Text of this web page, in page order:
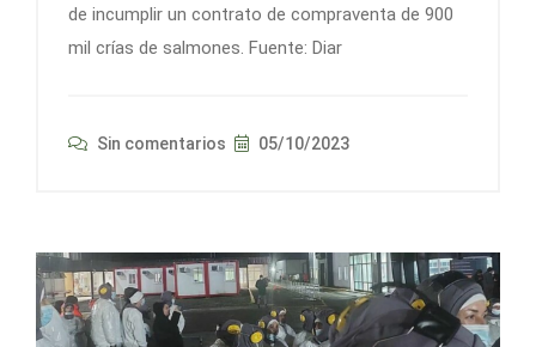
de incumplir un contrato de compraventa de 900
mil crías de salmones. Fuente: Diar
Sin comentarios 05/10/2023